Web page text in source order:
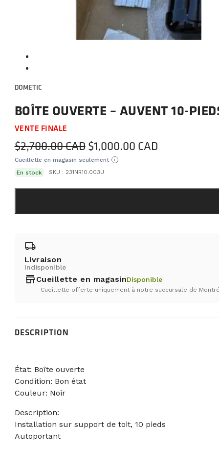
DOMETIC
BOÎTE OUVERTE – AUVENT 10-
VENTE FINALE
$2,700.00
Le
prix
initial
$2,700.00.
$1,000.00
Le
$1,000.00.
Cueillette en magasin seulement i
En stock SKU : 231NR10.003U
local_shipping
Livraison
Indisponible
store Cueillette en magasinDisponible
Cueillette offerte uniquement à notre succursale de
DESCRIPTION
État: Boîte ouverte
Condition: Bon état
Couleur: Noir
Description:
Installation sur support de toit, 10 pieds
Autoportant